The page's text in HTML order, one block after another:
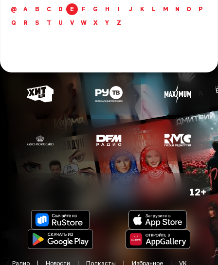
@
A B C D E F G H I J K L M N O
P
Q
R S T U V W X Y Z
12+
Радио Новости Подкасты Избранное VK